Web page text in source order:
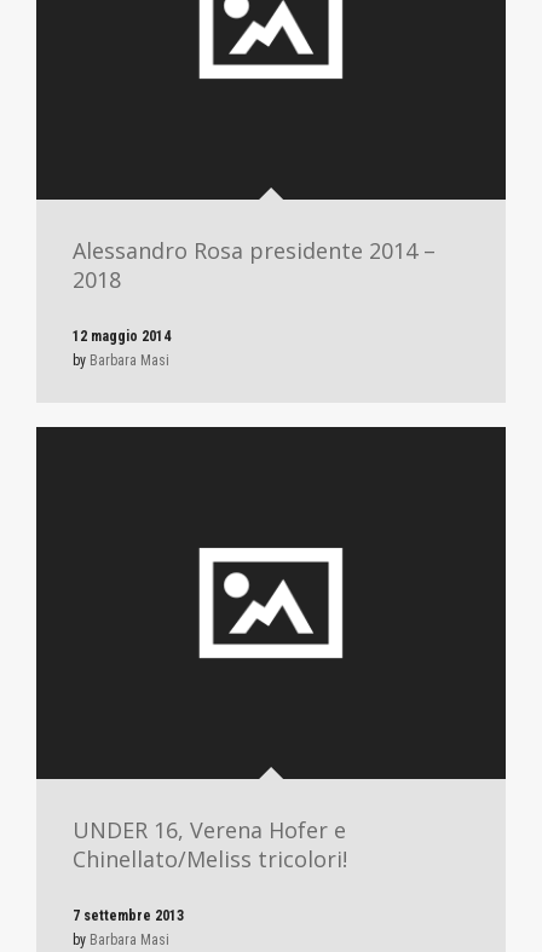
Alessandro Rosa presidente 2014 –
2018
12 maggio 2014
by Barbara Masi
UNDER 16, Verena Hofer e
Chinellato/Meliss tricolori!
7 settembre 2013
by Barbara Masi